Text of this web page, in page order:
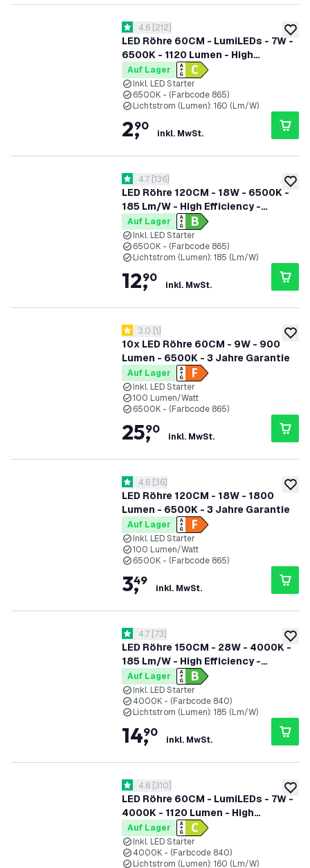
zur
LED Röhre 60CM - LumiLEDs - 7W -
6500K - 1120 Lumen - High
Efficiency
Bewertungsbereich öffnen
4.6 Bewertungssterne
4.6 [212]
Auf Lager
Inkl. LED Starter
6500K - (Farbcode 865)
Lichtstrom (Lumen): 160 (Lm/W)
2,
90
inkl. MwSt.
zur
LED Röhre 120CM - 18W - 6500K -
185 Lm/W - High Efficiency -
Energieetikette B
Bewertungsbereich öffnen
4.7 Bewertungssterne
4.7 [136]
Auf Lager
Inkl. LED Starter
6500K - (Farbcode 865)
Lichtstrom (Lumen): 185 (Lm/W)
12,
90
inkl. MwSt.
zur
10x LED Röhre 60CM - 9W - 900
Lumen - 6500K - 3 Jahre Garantie
Bewertungsbereich öffnen
3 Bewertungssterne
3.0 [1]
Auf Lager
Inkl. LED Starter
100 Lumen/Watt
6500K - (Farbcode 865)
25,
90
inkl. MwSt.
zur
LED Röhre 120CM - 18W - 1800
Lumen - 6500K - 3 Jahre Garantie
Bewertungsbereich öffnen
4.6 Bewertungssterne
4.6 [36]
Auf Lager
Inkl. LED Starter
100 Lumen/Watt
6500K - (Farbcode 865)
3,
49
inkl. MwSt.
zur
LED Röhre 150CM - 28W - 4000K -
185 Lm/W - High Efficiency -
Energieetikette B
Bewertungsbereich öffnen
4.7 Bewertungssterne
4.7 [73]
Auf Lager
Inkl. LED Starter
4000K - (Farbcode 840)
Lichtstrom (Lumen): 185 (Lm/W)
14,
90
inkl. MwSt.
zur
LED Röhre 60CM - LumiLEDs - 7W -
4000K - 1120 Lumen - High
Efficiency
Bewertungsbereich öffnen
4.6 Bewertungssterne
4.6 [310]
Auf Lager
Inkl. LED Starter
4000K - (Farbcode 840)
Lichtstrom (Lumen): 160 (Lm/W)